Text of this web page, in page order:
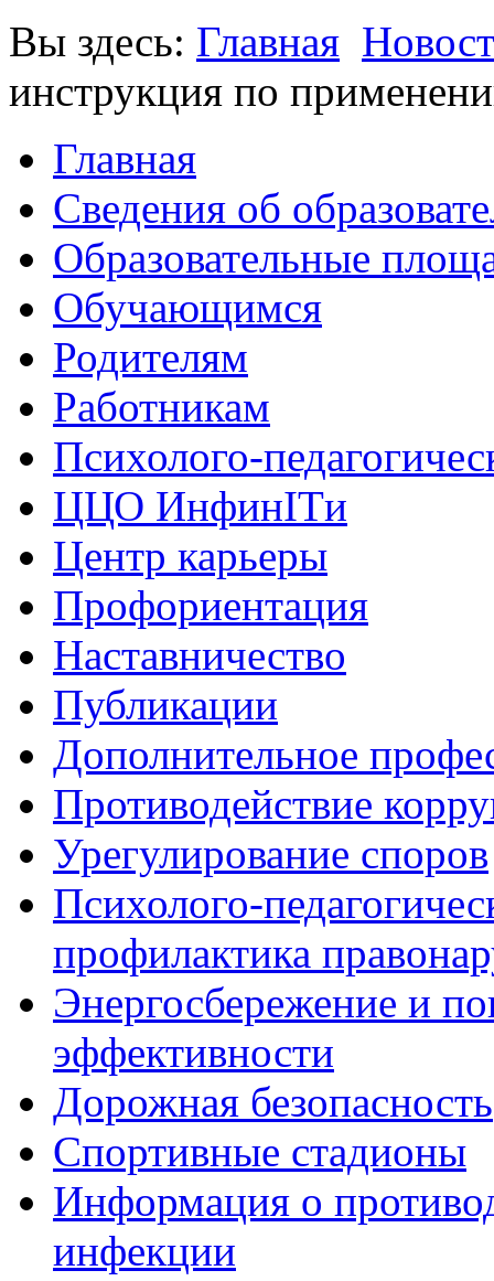
Вы здесь: Главная
инструкция по
Главная
Сведения об
Образовательные
Обучающимся
Родителям
Работникам
Психолого-
ЦЦО ИнфинITи
Центр карьеры
Профориентация
Наставничество
Публикации
Дополнительное
Противодействие
Урегулирование споров
Психолого-
профилактика
Энергосбережение и
эффективности
Дорожная безопасность
Спортивные стадионы
Информация о
инфекции